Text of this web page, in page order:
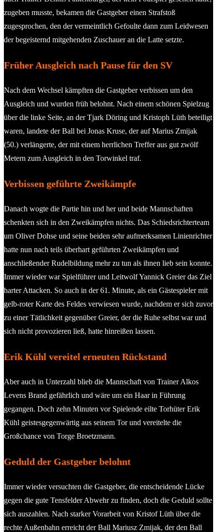
zugeben musste, bekamen die Gastgeber einen Strafstoß
zugesprochen, den der vermeintlich Gefoulte dann zum Leidwesen
der begeisternd mitgehenden Zuschauer an die Latte setzte.
Früher Ausgleich nach Pause für den SV
Nach dem Wechsel kämpften die Gastgeber verbissen um den
Ausgleich und wurden früh belohnt. Nach einem schönen Spielzug
über die linke Seite, an der Tjark Döring und Kristoph Lüth beteiligt
waren, landete der Ball bei Jonas Kruse, der auf Marius Zmijak
(50.) verlängerte, der mit einem herrlichen Treffer aus gut zwölf
Metern zum Ausgleich in den Torwinkel traf.
Verbissen geführte Zweikämpfe
Danach wogte die Partie hin und her und beide Mannschaften
schenkten sich in den Zweikämpfen nichts. Das Schiedsrichterteam
um Oliver Dohse und seine beiden sehr aufmerksamen Linienrichter
hatte nun nach teils überhart geführten Zweikämpfen und
anschließender Rudelbildung mehr zu tun als ihnen lieb sein konnte.
Immer wieder war Spielführer und Leitwolf Yannick Greier das Ziel
harter Attacken. So auch in der 61. Minute, als ein Gästespieler mit
gelb-roter Karte des Feldes verwiesen wurde, nachdem er sich zuvor
zu einer Tätlichkeit gegenüber Greier, der die Ruhe selbst war und
sich nicht provozieren ließ, hatte hinreißen lassen.
Erik Kühl vereitel erneuten Rückstand
Aber auch in Unterzahl blieb die Mannschaft von Trainer Alkos
Levens Brand gefährlich und wäre um ein Haar in Führung
gegangen. Doch zehn Minuten vor Spielende eilte Torhüter Erik
Kühl geistesgegenwärtig aus seinem Tor und vereitelte die
Großchance von Torge Broetzmann.
Geduld der Gastgeber belohnt
Immer wieder versuchten die Gastgeber, die entscheidende Lücke
gegen die gute Tensfelder Abwehr zu finden, doch die Geduld sollte
sich auszahlen. Nach starker Vorarbeit von Kristof Lüth über die
rechte Außenbahn erreicht der Ball Mariusz Zmijak, der den Ball